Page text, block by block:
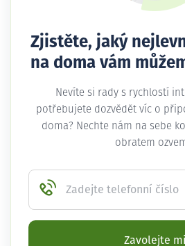
Zjistěte, jaký
na doma vám
Nevíte si rady s rychlostí
potřebujete dozvědět víc o
doma? Nechte nám na sebe
obratem
Zadejte telefonní číslo
Zavolejte mi